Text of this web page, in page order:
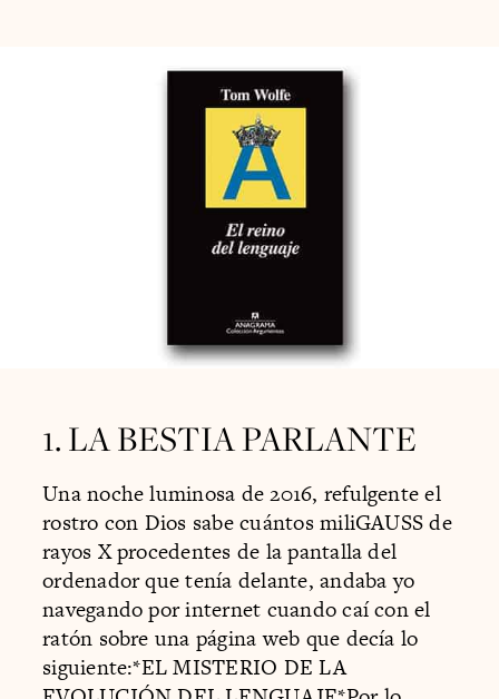
1. LA BESTIA PARLANTE
Una noche luminosa de 2016, refulgente el
rostro con Dios sabe cuántos miliGAUSS de
rayos X procedentes de la pantalla del
ordenador que tenía delante, andaba yo
navegando por internet cuando caí con el
ratón sobre una página web que decía lo
siguiente:*EL MISTERIO DE LA